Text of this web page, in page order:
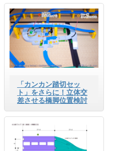
「カンカン踏切セッ
ト」をさらに！立体交
差させる橋脚位置検討